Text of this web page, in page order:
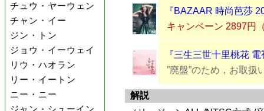
チュウ・ヤーウェン
チャン・イー
ジン・トン
ジョウ・イーウェイ
リウ・ハオラン
リー・イートン
ニー・ニー
『BAZAAR 時尚芭莎
キャンペーン 2897円
『三生三世十里桃花
”廃盤”のため，お取扱
解説